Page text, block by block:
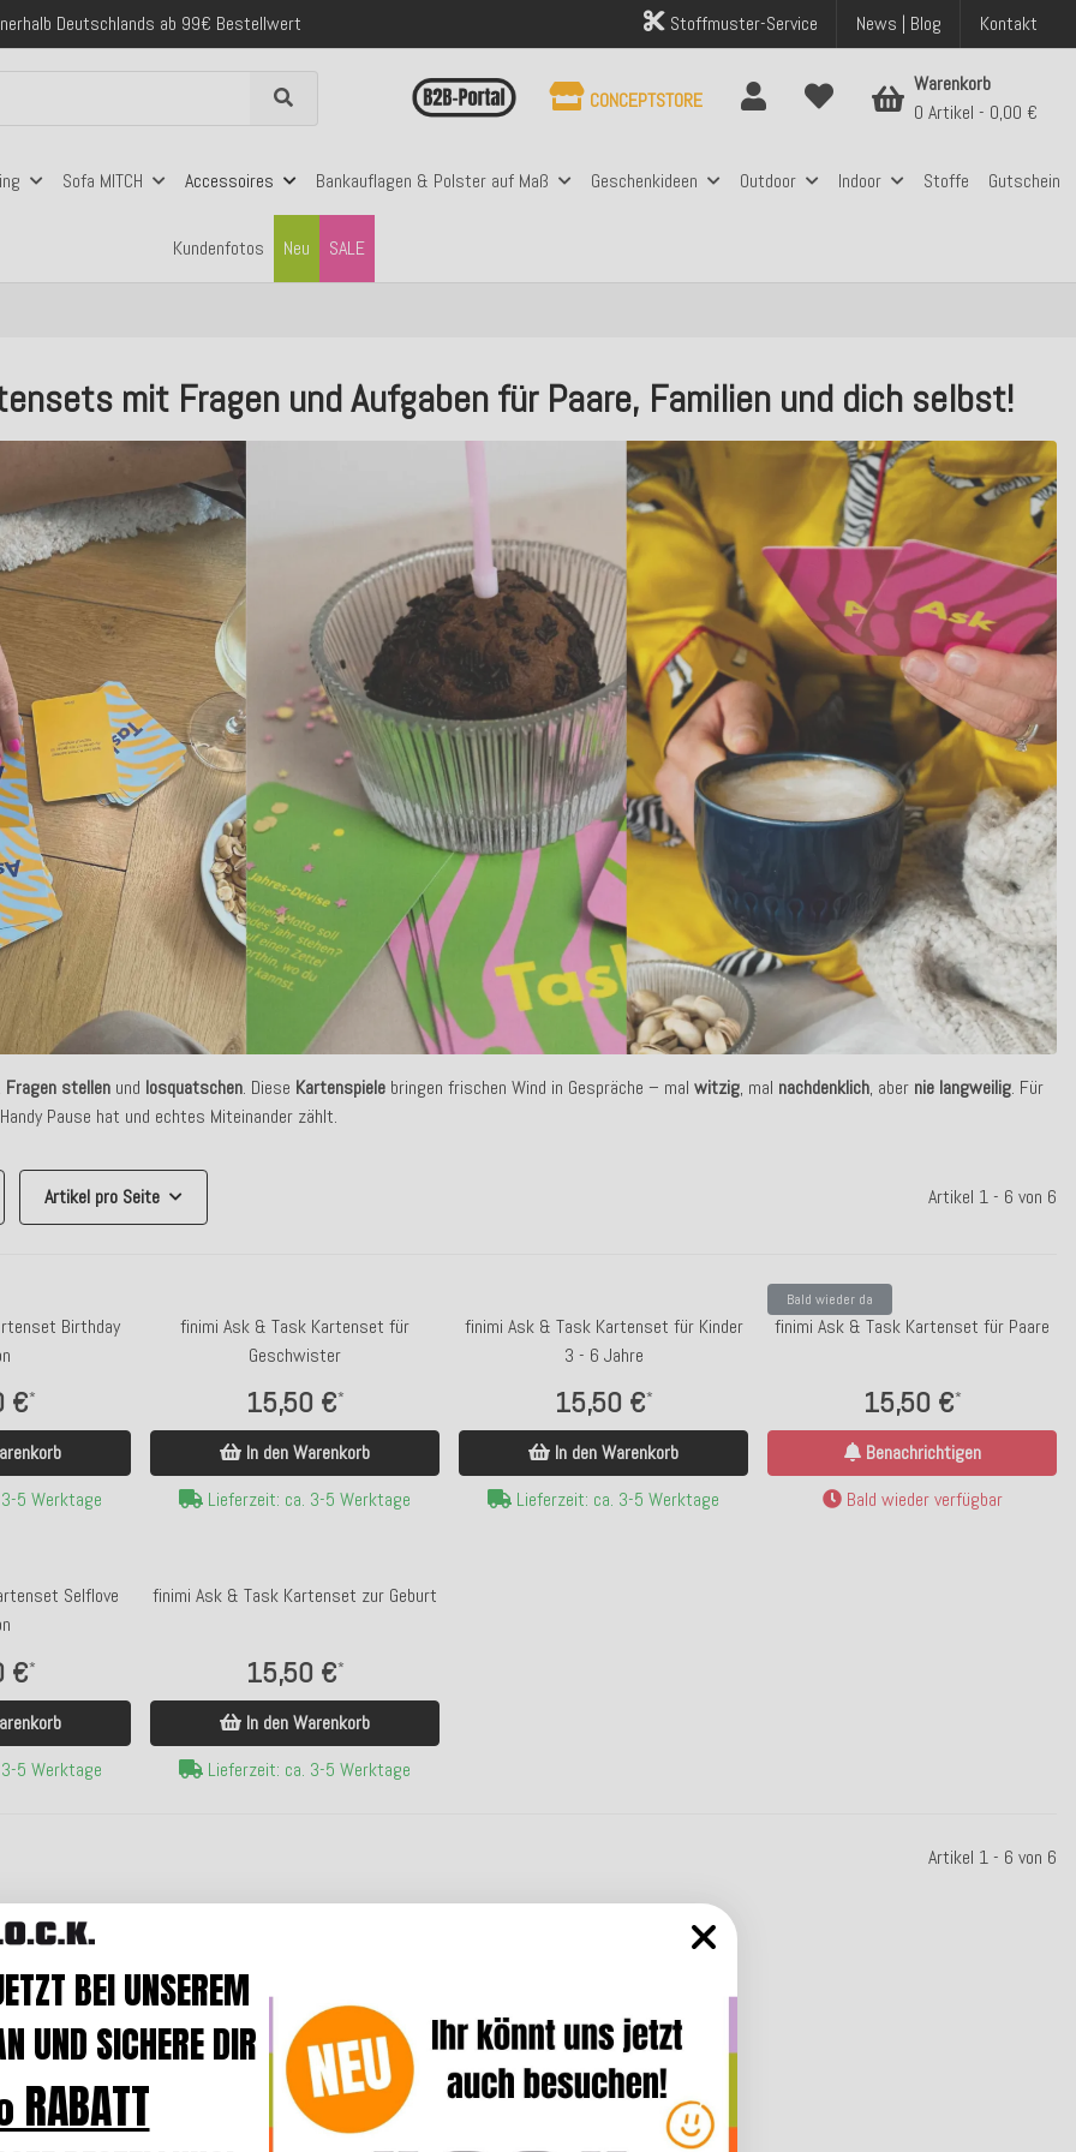
versendete Bestellungen
Klarna, PayPal & Amazon Pay
Stoffmuster-Service News | Blog Kontakt
Sofa MITCH Accessoires Bankauflagen & Polster auf Maß Geschenkideen Outdoor Indoor Stoffe Gutschein
Kundenfotos SALE
Neu
CONCEPTSTORE
Warenkorb
0 Artikel
0,00 €
mit Fragen und Aufgaben für Paare, Familien und dich selbst!
Fragen stellen und losquatschen. Diese Kartenspiele bringen frischen Wind in Gespräche – mal witzig, mal nachdenklich, aber nie langweilig. Für
Pause hat und echtes Miteinander zählt.
Artikel pro Seite Artikel 1 - 6 von 6
Birthday
€*
5 Werktage
finimi Ask & Task Kartenset für
Geschwister
15,50 €*
In den Warenkorb
Lieferzeit: ca. 3-5 Werktage
finimi Ask & Task Kartenset für Kinder
3 - 6 Jahre
15,50 €*
In den Warenkorb
Lieferzeit: ca. 3-5 Werktage
Bald wieder da
finimi Ask & Task Kartenset für Paare
15,50 €*
Benachrichtigen
Bald wieder verfügbar
Selflove
€*
5 Werktage
finimi Ask & Task Kartenset zur Geburt
15,50 €*
In den Warenkorb
Lieferzeit: ca. 3-5 Werktage
Artikel 1 - 6 von 6
BEI UNSEREM
UND SICHERE DIR